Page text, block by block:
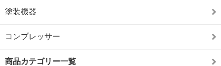
塗装機器
コンプレッサー
商品カテゴリー一覧